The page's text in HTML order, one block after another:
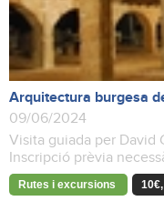
Arquitectura burgesa
09/06/2024
Visita guiada per David
Inscripció prèvia
Rutes i excursions